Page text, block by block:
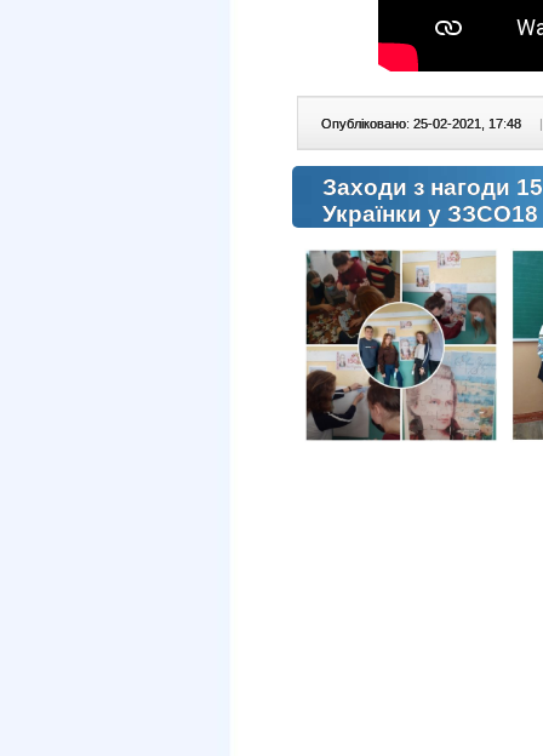
Опубліковано: 25-02-2021, 17:48 |
Заходи з нагоди
Українки у ЗЗСО18